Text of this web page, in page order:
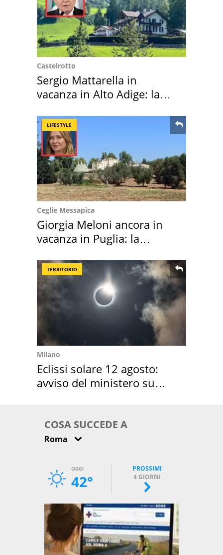
Castelrotto
Sergio Mattarella in
vacanza in Alto Adige: la
LIFESTYLE
Ceglie Messapica
Giorgia Meloni ancora in
vacanza in Puglia: la
TERRITORIO
Milano
Eclissi solare 12 agosto:
avviso del ministero su